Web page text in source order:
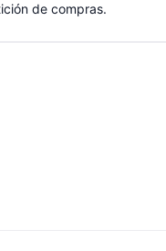
de compras.